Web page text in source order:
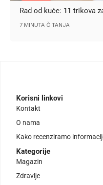
Rad od kuće: 11 trikova
7 MINUTA ČITANJA
Korisni linkovi
Kontakt
O nama
Kako recenziramo
Kategorije
Magazin
Zdravlje